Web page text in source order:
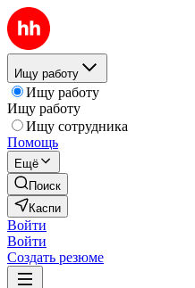
Ищу работу
Ищу работу
Ищу работу
Ищу сотрудника
Помощь
Ещё
Поиск
Каспи
Войти
Войти
Создать резюме